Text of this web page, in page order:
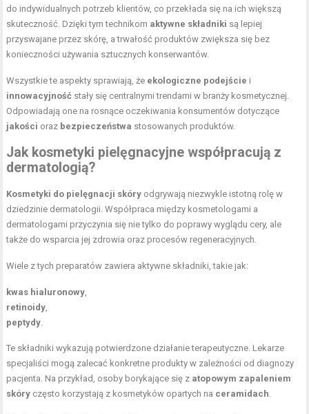
do indywidualnych potrzeb klientów, co przekłada się na ich większą
skuteczność. Dzięki tym technikom aktywne składniki są lepiej
przyswajane przez skórę, a trwałość produktów zwiększa się bez
konieczności używania sztucznych konserwantów.
Wszystkie te aspekty sprawiają, że ekologiczne podejście i
innowacyjność stały się centralnymi trendami w branży kosmetycznej.
Odpowiadają one na rosnące oczekiwania konsumentów dotyczące
jakości oraz bezpieczeństwa stosowanych produktów.
Jak kosmetyki pielęgnacyjne współpracują z
dermatologią?
Kosmetyki do pielęgnacji skóry odgrywają niezwykle istotną rolę w
dziedzinie dermatologii. Współpraca między kosmetologami a
dermatologami przyczynia się nie tylko do poprawy wyglądu cery, ale
także do wsparcia jej zdrowia oraz procesów regeneracyjnych.
Wiele z tych preparatów zawiera aktywne składniki, takie jak:
kwas hialuronowy,
retinoidy,
peptydy.
Te składniki wykazują potwierdzone działanie terapeutyczne. Lekarze
specjaliści mogą zalecać konkretne produkty w zależności od diagnozy
pacjenta. Na przykład, osoby borykające się z atopowym zapaleniem
skóry często korzystają z kosmetyków opartych na ceramidach.